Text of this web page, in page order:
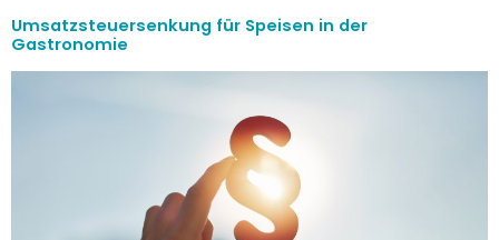
Umsatzsteuersenkung für Speisen in der
Gastronomie